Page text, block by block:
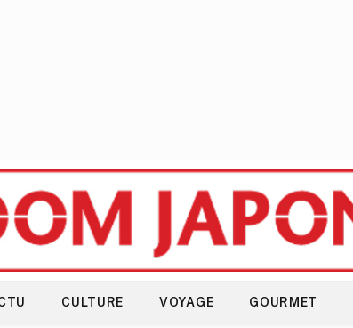
CULTURE VOYAGE GOURMET